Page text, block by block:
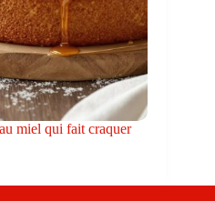
miel qui fait craquer